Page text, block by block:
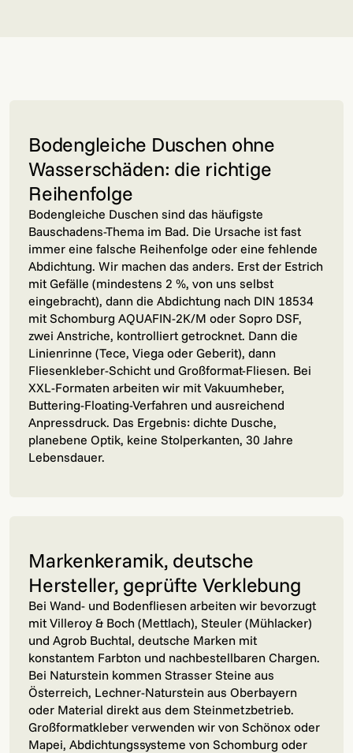
Bodengleiche Duschen ohne
Wasserschäden: die richtige
Reihenfolge
Bodengleiche Duschen sind das häufigste
Bauschadens-Thema im Bad. Die Ursache ist fast
immer eine falsche Reihenfolge oder eine fehlende
Abdichtung. Wir machen das anders. Erst der Estrich
mit Gefälle (mindestens 2 %, von uns selbst
eingebracht), dann die Abdichtung nach DIN 18534
mit Schomburg AQUAFIN-2K/M oder Sopro DSF,
zwei Anstriche, kontrolliert getrocknet. Dann die
Linienrinne (Tece, Viega oder Geberit), dann
Fliesenkleber-Schicht und Großformat-Fliesen. Bei
XXL-Formaten arbeiten wir mit Vakuumheber,
Buttering-Floating-Verfahren und ausreichend
Anpressdruck. Das Ergebnis: dichte Dusche,
planebene Optik, keine Stolperkanten, 30 Jahre
Lebensdauer.
Markenkeramik, deutsche
Hersteller, geprüfte Verklebung
Bei Wand- und Bodenfliesen arbeiten wir bevorzugt
mit Villeroy & Boch (Mettlach), Steuler (Mühlacker)
und Agrob Buchtal, deutsche Marken mit
konstantem Farbton und nachbestellbaren Chargen.
Bei Naturstein kommen Strasser Steine aus
Österreich, Lechner-Naturstein aus Oberbayern
oder Material direkt aus dem Steinmetzbetrieb.
Großformatkleber verwenden wir von Schönox oder
Mapei, Abdichtungssysteme von Schomburg oder